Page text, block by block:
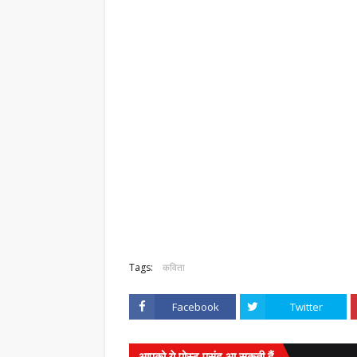
Tags: कविता
Facebook Twitter